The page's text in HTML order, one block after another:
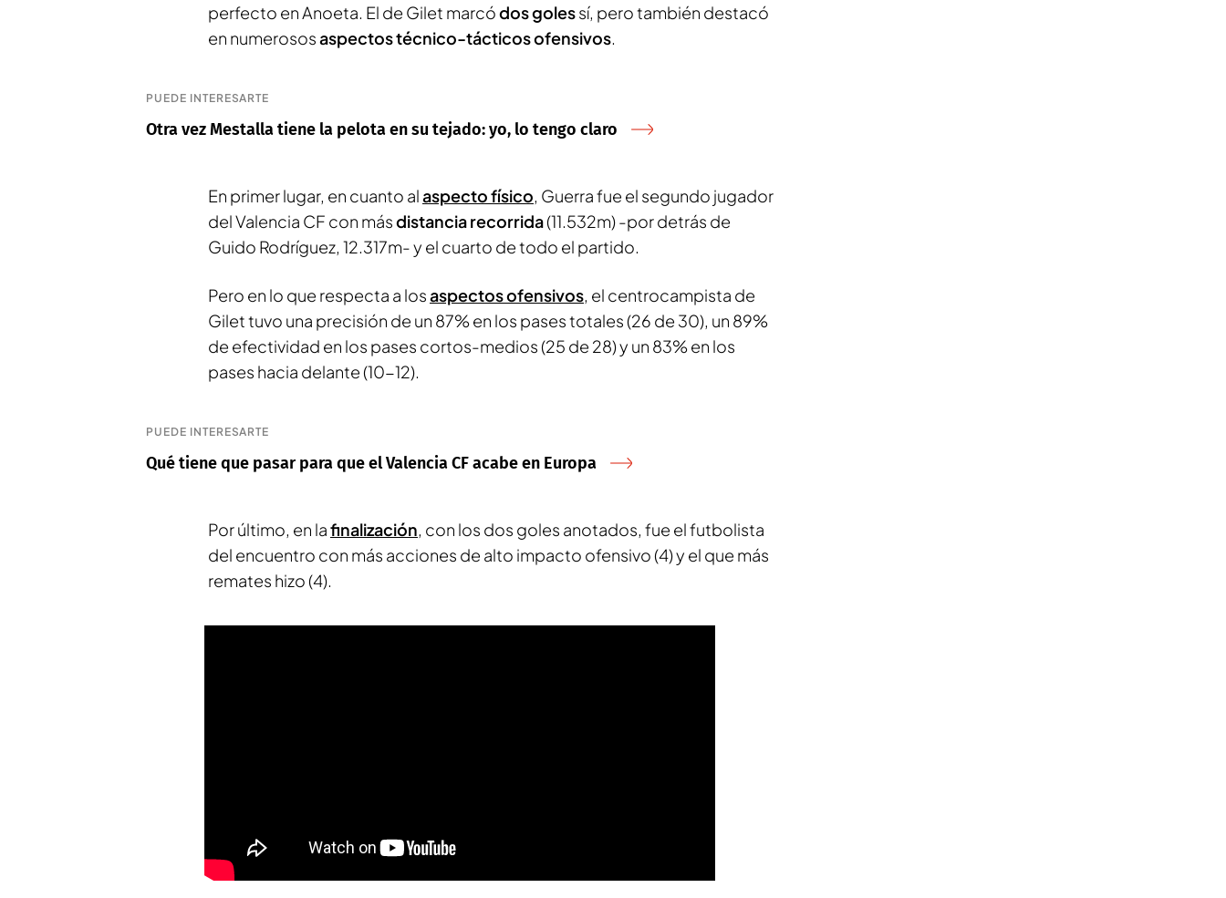
perfecto en Anoeta. El de Gilet marcódos golessí, pero también destacó
en numerososaspectos técnico-tácticos ofensivos.
PUEDE INTERESARTE
Otra vez Mestalla tiene la pelota en su tejado: yo, lo tengo claro
En primer lugar, en cuanto alaspecto físico, Guerra fue el segundo jugador
del Valencia CF con másdistancia recorrida(11.532m) -por detrás de
Guido Rodríguez, 12.317m- y el cuarto de todo el partido.
Pero en lo que respecta a losaspectos ofensivos, el centrocampista de
Gilet tuvo una precisión de un 87% en los pases totales (26 de 30), un 89%
de efectividad en los pases cortos-medios (25 de 28) y un 83% en los
pases hacia delante (10-12).
PUEDE INTERESARTE
Qué tiene que pasar para que el Valencia CF acabe en Europa
Por último, en lafinalización, con los dos goles anotados, fue el futbolista
del encuentro con más acciones de alto impacto ofensivo (4) y el que más
remates hizo (4).